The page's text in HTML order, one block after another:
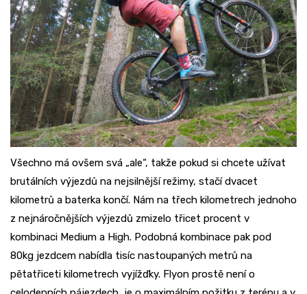
Všechno má ovšem svá „ale“, takže pokud si chcete užívat
brutálních výjezdů na nejsilnější režimy, stačí dvacet
kilometrů a baterka končí. Nám na třech kilometrech jednoho
z nejnáročnějších výjezdů zmizelo třicet procent v
kombinaci Medium a High. Podobná kombinace pak pod
80kg jezdcem nabídla tisíc nastoupaných metrů na
pětatřiceti kilometrech vyjížďky. Flyon prostě není o